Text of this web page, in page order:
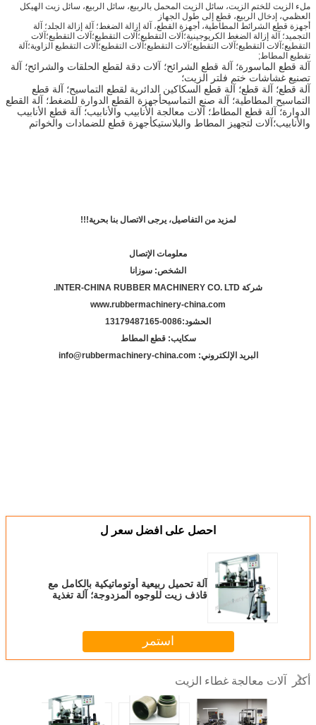
ملء الزيت للختم الزيت، سائل الزيت المحمل بالربيع، سائل الربيع، سائل زيت الهيكل
العظمي، إدخال الربيع، قطع إلى طول الجهاز
أجهزة قطع الشرائط المطاطية، أجهزة القطع، آلة إزالة الضغط؛ آلة إزالة الجلد؛ آلة
التجميد؛ آلة إزالة الضغط الكريوجينية؛آلات التقطيع؛آلات التقطيع؛آلات التقطيع؛آلات
التقطيع؛آلات التقطيع؛آلات التقطيع؛آلات التقطيع؛آلات التقطيع؛آلات التقطيع الزاوية؛آلة
تقطيع المطاط;
آلة قطع الماسورة؛ آلة قطع الشرائح؛ آلات دقة لقطع الحلقات والشرائح؛ آلة
تصنيع غشاشات ختم فلتر الزيت؛
آلة قطع؛ آلة قطع؛ آلة قطع السكاكين الدائرية لقطع التماسيح؛ آلة قطع
التماسيح المطاطية؛ آلة صنع التماسيحأجهزة القطع الدوارة للضغط؛ آلة القطع
الدوارة؛ آلة قطع المطاط؛ آلات معالجة الأنابيب والأنابيب؛ آلة قطع الأنابيب
والأنابيب؛آلات لتجهيز المطاط والبلاستيكأجهزة قطع للضمادات والخواتم
لمزيد من التفاصيل، يرجى الاتصال بنا بحرية!!!
معلومات الإتصال
الشخص: سوزانا
شركة INTER-CHINA RUBBER MACHINERY CO. LTD.
www.rubbermachinery-china.com
الحشود:
0086-13179487165
سكايب: قطع المطاط
البريد الإلكتروني: info@rubbermachinery-china.com
احصل على افضل سعر ل
آلة تحميل ربيعية أوتوماتيكية بالكامل مع
قاذف زيت للوجوه المزدوجة؛ آلة تغذية
استمر
أكثر آلات معالجة غطاء الزيت